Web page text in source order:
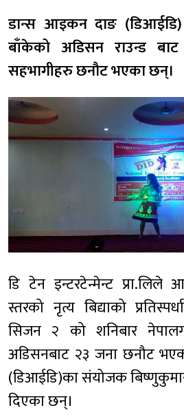
डान्स आइकन दाङ
बाँकेको अडिसन राउन्ड बाट
सहभागीहरु छनौट भएका छन्।
डि टेन इन्टरटेन्मेन्ट प्रा.लिले
स्तरको नृत्य बिद्याको
सिजन २ को शनिबार
अडिसनबाट २३ जना छनौट
(डिआईडि)का संयोजक
दिएका छन्।